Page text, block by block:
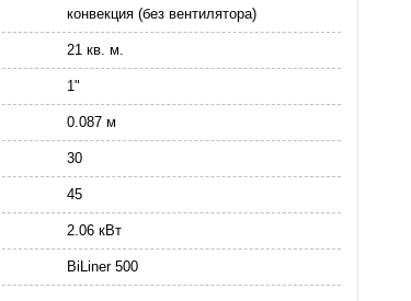
конвекция (без вентилятора)
21 кв. м.
1"
0.087 м
30
45
2.06 кВт
BiLiner 500